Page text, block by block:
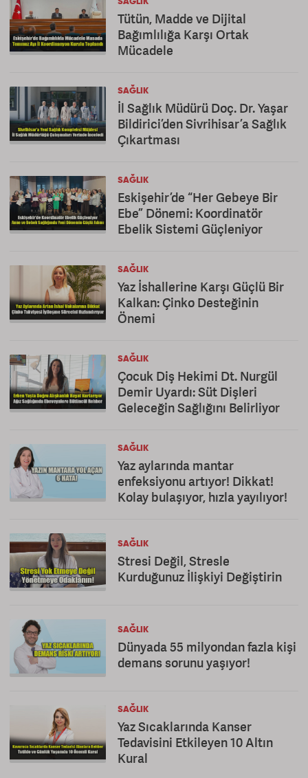
Tütün, Madde ve Dijital
Bağımlılığa Karşı Ortak
Mücadele
SAĞLIK
İl Sağlık Müdürü Doç. Dr. Yaşar
Bildirici’den Sivrihisar’a Sağlık
Çıkartması
SAĞLIK
Eskişehir’de “Her Gebeye Bir
Ebe” Dönemi: Koordinatör
Ebelik Sistemi Güçleniyor
SAĞLIK
Yaz İshallerine Karşı Güçlü Bir
Kalkan: Çinko Desteğinin
Önemi
SAĞLIK
Çocuk Diş Hekimi Dt. Nurgül
Demir Uyardı: Süt Dişleri
Geleceğin Sağlığını Belirliyor
SAĞLIK
Yaz aylarında mantar
enfeksiyonu artıyor! Dikkat!
Kolay bulaşıyor, hızla yayılıyor!
SAĞLIK
Stresi Değil, Stresle
Kurduğunuz İlişkiyi Değiştirin
SAĞLIK
Dünyada 55 milyondan fazla kişi
demans sorunu yaşıyor!
SAĞLIK
Yaz Sıcaklarında Kanser
Tedavisini Etkileyen 10 Altın
Kural